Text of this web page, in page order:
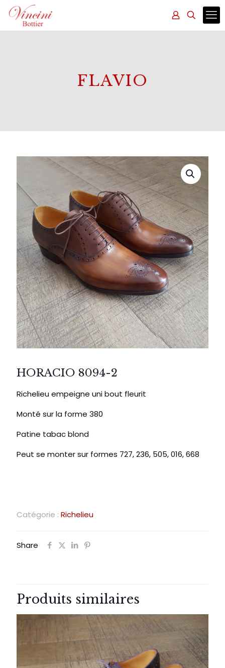
FLAVIO
HORACIO 8094-2
Richelieu empeigne uni bout fleurit
Monté sur la forme 380
Patine tabac blond
Peut se monter sur formes 727, 236, 505, 016, 668
Catégorie : Richelieu
Share
Produits similaires